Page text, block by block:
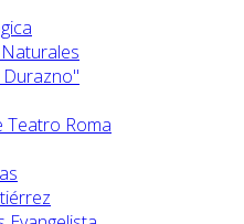
Durazno"
Teatro Roma